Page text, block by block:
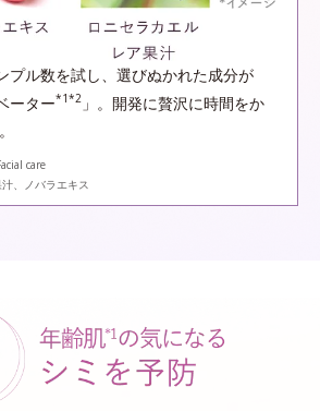
プル数を試し、選びぬかれた成分が
ーター*1*2 」。開発に贅沢に時間をか
care
、ノバラエキス